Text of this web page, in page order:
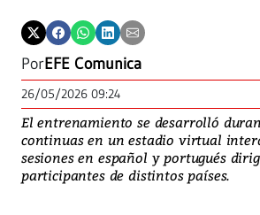
PorEFE Comunica
26/05/2026 09:24
El entrenamiento se desarrolló
continuas en un estadio virtual
sesiones en español y portugués
participantes de distintos países.